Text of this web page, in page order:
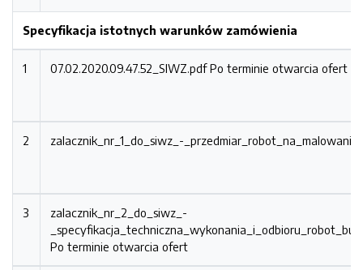
Specyfikacja istotnych warunków zamówienia
1 07.02.2020.09.47.52_SIWZ.pdfPo terminie otwarcia ofert
2 zalacznik_nr_1_do_siwz_-
3
zalacznik_nr_2_do_siwz_-
Po terminie otwarcia ofert